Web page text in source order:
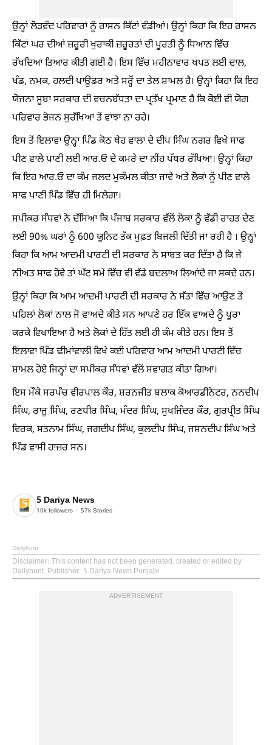
ਉਨ੍ਹਾਂ ਲੋੜਵੰਦ ਪਰਿਵਾਰਾਂ ਨੂੰ ਰਾਸ਼ਨ ਕਿੱਟਾਂ ਵੰਡੀਆਂ। ਉਨ੍ਹਾਂ ਕਿਹਾ ਕਿ ਇਹ ਰਾਸ਼ਨ
ਕਿੱਟਾਂ ਘਰ ਦੀਆਂ ਜ਼ਰੂਰੀ ਖੁਰਾਕੀ ਜ਼ਰੂਰਤਾਂ ਦੀ ਪੂਰਤੀ ਨੂੰ ਧਿਆਨ ਵਿੱਚ
ਰੱਖਦਿਆਂ ਤਿਆਰ ਕੀਤੀ ਗਈ ਹੈ। ਇਸ ਵਿੱਚ ਮਹੀਨਾਵਾਰ ਖਪਤ ਲਈ ਦਾਲ,
ਖੰਡ, ਨਮਕ, ਹਲਦੀ ਪਾਊਡਰ ਅਤੇ ਸਰ੍ਹੋਂ ਦਾ ਤੇਲ ਸ਼ਾਮਲ ਹੈ। ਉਨ੍ਹਾਂ ਕਿਹਾ ਕਿ ਇਹ
ਯੋਜਨਾ ਸੂਬਾ ਸਰਕਾਰ ਦੀ ਵਚਨਬੱਧਤਾ ਦਾ ਪ੍ਰਤੱਖ ਪ੍ਰਮਾਣ ਹੈ ਕਿ ਕੋਈ ਵੀ ਯੋਗ
ਪਰਿਵਾਰ ਭੋਜਨ ਸੁਰੱਖਿਆ ਤੋਂ ਵਾਂਝਾ ਨਾ ਰਹੇ।
ਇਸ ਤੋਂ ਇਲਾਵਾ ਉਨ੍ਹਾਂ ਪਿੰਡ ਕੋਠ ਥੇਹ ਵਾਲਾ ਦੇ ਦੀਪ ਸਿੰਘ ਨਗਰ ਵਿਖੇ ਸਾਫ
ਪੀਣ ਵਾਲੇ ਪਾਣੀ ਲਈ ਆਰ.ਓ ਦੇ ਕਮਰੇ ਦਾ ਨੀਂਹ ਪੱਥਰ ਰੱਖਿਆ। ਉਨ੍ਹਾਂ ਕਿਹਾ
ਕਿ ਇਹ ਆਰ.ਓ ਦਾ ਕੰਮ ਜਲਦ ਮੁਕੰਮਲ ਕੀਤਾ ਜਾਵੇ ਅਤੇ ਲੋਕਾਂ ਨੂੰ ਪੀਣ ਵਾਲੇ
ਸਾਫ ਪਾਣੀ ਪਿੰਡ ਵਿੱਚ ਹੀ ਮਿਲੇਗਾ।
ਸਪੀਕਰ ਸੰਧਵਾਂ ਨੇ ਦੱਸਿਆ ਕਿ ਪੰਜਾਬ ਸਰਕਾਰ ਵੱਲੋਂ ਲੋਕਾਂ ਨੂੰ ਵੱਡੀ ਰਾਹਤ ਦੇਣ
ਲਈ 90% ਘਰਾਂ ਨੂੰ 600 ਯੂਨਿਟ ਤੱਕ ਮੁਫ਼ਤ ਬਿਜਲੀ ਦਿੱਤੀ ਜਾ ਰਹੀ ਹੈ । ਉਨ੍ਹਾਂ
ਕਿਹਾ ਕਿ ਆਮ ਆਦਮੀ ਪਾਰਟੀ ਦੀ ਸਰਕਾਰ ਨੇ ਸਾਬਤ ਕਰ ਦਿੱਤਾ ਹੈ ਕਿ ਜੇ
ਨੀਅਤ ਸਾਫ ਹੋਵੇ ਤਾਂ ਘੱਟ ਸਮੇਂ ਵਿੱਚ ਵੀ ਵੱਡੇ ਬਦਲਾਅ ਲਿਆਂਦੇ ਜਾ ਸਕਦੇ ਹਨ।
ਉਨ੍ਹਾਂ ਕਿਹਾ ਕਿ ਆਮ ਆਦਮੀ ਪਾਰਟੀ ਦੀ ਸਰਕਾਰ ਨੇ ਸੱਤਾ ਵਿੱਚ ਆਉਣ ਤੋਂ
ਪਹਿਲਾਂ ਲੋਕਾਂ ਨਾਲ ਜੋ ਵਾਅਦੇ ਕੀਤੇ ਸਨ ਆਪਣੇ ਹਰ ਇੱਕ ਵਾਅਦੇ ਨੂੰ ਪੂਰਾ
ਕਰਕੇ ਵਿਖਾਇਆ ਹੈ ਅਤੇ ਲੋਕਾਂ ਦੇ ਹਿੱਤ ਲਈ ਹੀ ਕੰਮ ਕੀਤੇ ਹਨ। ਇਸ ਤੋਂ
ਇਲਾਵਾ ਪਿੰਡ ਢੀਮਾਂਵਾਲੀ ਵਿਖੇ ਕਈ ਪਰਿਵਾਰ ਆਮ ਆਦਮੀ ਪਾਰਟੀ ਵਿੱਚ
ਸ਼ਾਮਲ ਹੋਏ ਜਿਨ੍ਹਾਂ ਦਾ ਸਪੀਕਰ ਸੰਧਵਾਂ ਵੱਲੋਂ ਸਵਾਗਤ ਕੀਤਾ ਗਿਆ।
ਇਸ ਮੌਕੇ ਸਰਪੰਚ ਵੀਰਪਾਲ ਕੌਰ, ਸ਼ਰਨਜੀਤ ਬਲਾਕ ਕੋਆਰਡੀਨੇਟਰ, ਨਨਦੀਪ
ਸਿੰਘ, ਰਾਜੂ ਸਿੰਘ, ਰਣਧੀਰ ਸਿੰਘ, ਮੰਦਰ ਸਿੰਘ, ਸੁਖਜਿੰਦਰ ਕੌਰ, ਗੁਰਪ੍ਰੀਤ ਸਿੰਘ
ਵਿਰਕ, ਸਤਨਾਮ ਸਿੰਘ, ਜਗਦੀਪ ਸਿੰਘ, ਕੁਲਦੀਪ ਸਿੰਘ, ਜਸ਼ਨਦੀਪ ਸਿੰਘ ਅਤੇ
ਪਿੰਡ ਵਾਸੀ ਹਾਜ਼ਰ ਸਨ।
5 Dariya News
10k followers 57k Stories
Dailyhunt
Disclaimer: This content has not been generated, created or edited by
Dailyhunt. Publisher: 5 Dariya News Punjabi
ADVERTISEMENT